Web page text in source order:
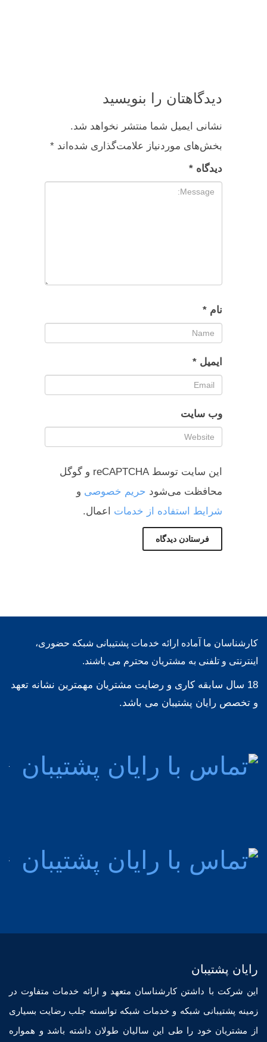
دیدگاهتان را بنویسید
نشانی ایمیل شما منتشر نخواهد شد.
بخش‌های موردنیاز علامت‌گذاری شده‌اند *
دیدگاه *
نام *
ایمیل *
وب‌ سایت
این سایت توسط reCAPTCHA و گوگل
محافظت می‌شود حریم خصوصی و
شرایط استفاده از خدمات اعمال.
کارشناسان ما آماده ارائه خدمات پشتیبانی شبکه حضوری،
اینترنتی و تلفنی به مشتریان محترم می باشند.
18 سال سابقه کاری و رضایت مشتریان مهمترین نشانه تعهد
و تخصص رایان پشتیبان می باشد.
رایان پشتیبان
این شرکت با داشتن کارشناسان متعهد و ارائه خدمات متفاوت در
زمینه پشتیبانی شبکه و خدمات شبکه توانسته جلب رضایت بسیاری
از مشتریان خود را طی این سالیان طولان داشته باشد و همواره